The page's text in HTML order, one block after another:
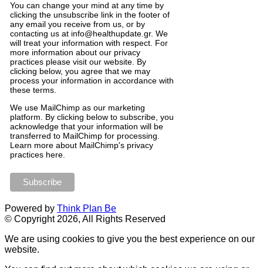
You can change your mind at any time by
clicking the unsubscribe link in the footer of
any email you receive from us, or by
contacting us at info@healthupdate.gr. We
will treat your information with respect. For
more information about our privacy
practices please visit our website. By
clicking below, you agree that we may
process your information in accordance with
these terms.
We use MailChimp as our marketing
platform
By clicking below to subscribe you
acknowledge that your information will be
transferred to MailChimp for processing
Learn more about MailChimp's privacy
practices here
Powered by Think Plan Be
© Copyright 2026, All Rights Reserved
We are using cookies to give you the best experience on our
website.